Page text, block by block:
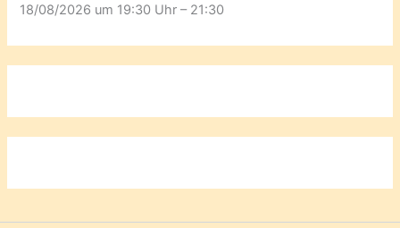
18/08/2026 um 19:30 Uhr – 21:30